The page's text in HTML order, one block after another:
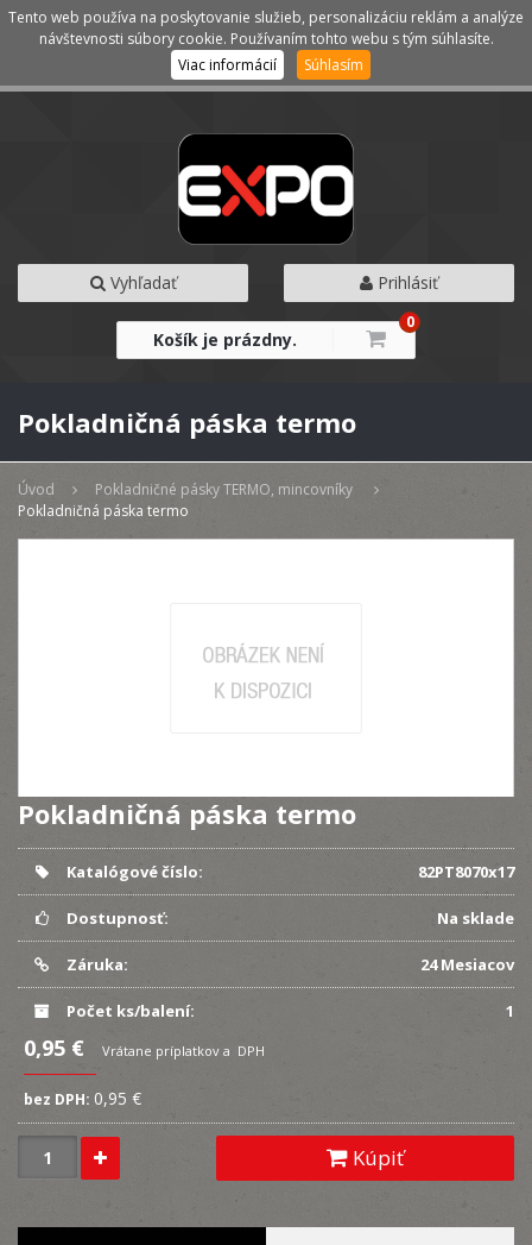
Kategórie Menu
Vyhľadať Prihlásiť
Košík je prázdny.
0
Pokladničná páska termo
Úvod
Pokladničné pásky TERMO, mincovníky
Pokladničná páska termo
Pokladničná páska termo
Katalógové číslo: 82PT8070x17
Dostupnosť: Na sklade
Záruka: 24 Mesiacov
Počet ks/balení: 1
0,95 € Vrátane príplatkov a DPH
bez DPH: 0,95 €
Kúpiť
Tento web používa na poskytovanie služieb, personalizáciu reklám a analýze
návštevnosti súbory cookie. Používaním tohto webu s tým súhlasíte.
Viac informácií
Súhlasím